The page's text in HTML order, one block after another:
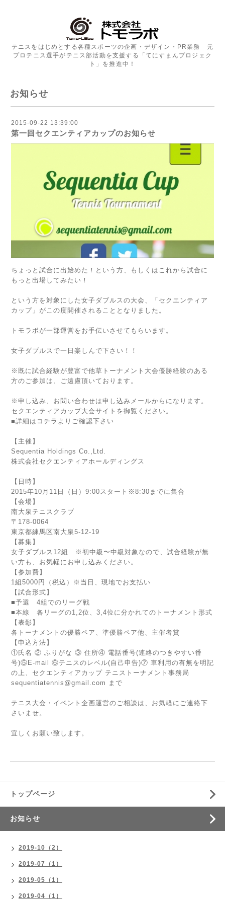
テニスをはじめとする各種スポーツの企画・デザイン・PR業務 元
プロテニス選手がテニス部活動を支援する「てにすまんプロジェク
ト」を推進中！
お知らせ
2015-09-22 13:39:00
第一回セクエンティアカップのお知らせ
ちょっと試合に出始めた！という方、
もしくはこれから試合に
もっと出場してみたい！
という方を対象にした女子ダブルスの大会、
「セクエンティア
カップ」がこの度開催されることとなり ました。
トモラボが一部運営をお手伝いさせてもらいます。
女子ダブルスで一日楽しんで下さい！！
※既に試合経験が豊富で他草トーナメント大会優勝経験のある
方のご参加は、ご遠慮頂いております。
※申し込み、お問い合わせは申し込みメールからになりま す。
セクエンティアカップ大会サイトを御覧ください。
■詳細はコチラ よりご確認下さい
【主催】
Sequentia Holdings Co.,Ltd.
株式会社セクエンティアホールディングス
【日時】
2015年10月11日（日）9:00スタート※8:30までに集合
【会場】
南大泉テニスクラブ
〒178-0064
東京都練馬区南大泉5-12-19
【募集】
女子ダブルス12組 ※初中級〜中級対象なので、試合経験が無
い方も、お気軽にお申し込みください。
【参加費】
1組5000円（税込）※当日、現地でお支払い
【試合形式】
■予選 4組でのリーグ戦
■本線 各リーグの1,2位、3,4位に分かれてのトーナメント形式
【表彰】
各トーナメントの優勝ペア、準優勝ペア他、主催者賞
【申込方法】
①氏名 ② ふりがな ③ 住所④ 電話番号(連絡のつきやすい番
号)⑤E-mail ⑥テニスのレベル(自己申告)⑦ 車利用の有無を明記
の上、セクエンティアカップ テニストーナメント事務局
sequentiatennis@gmail.com まで
テニス大会・イベント企画運営のご相談は、お気軽にご連絡下
さいませ。
宜しくお願い致します。
トップページ
お知らせ
2019-10（2）
2019-07（1）
2019-05（1）
2019-04（1）